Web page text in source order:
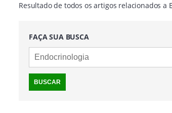
Resultado de todos os artigos relacionados a
FAÇA SUA BUSCA
BUSCAR